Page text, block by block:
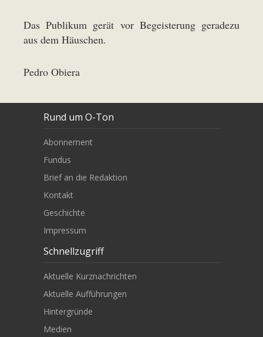
Das Publikum gerät vor Begeisterung geradezu
aus dem Häuschen.
Pedro Obiera
Rund um O-Ton
Abonnement
Fundus
Brief an die Redaktion
Kontakt
Geschichte
Impressum
Schnellzugriff
Aktuelle Kurznachrichten
Aktuelle Aufführungen
Hintergründe
Medien